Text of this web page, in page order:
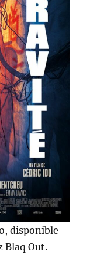
disponible
Blaq Out.